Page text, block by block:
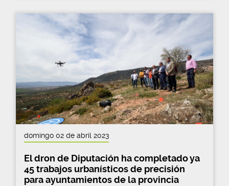
domingo 02 de abril 2023
El dron de Diputación ha completado ya
45 trabajos urbanísticos de precisión
para ayuntamientos de la provincia